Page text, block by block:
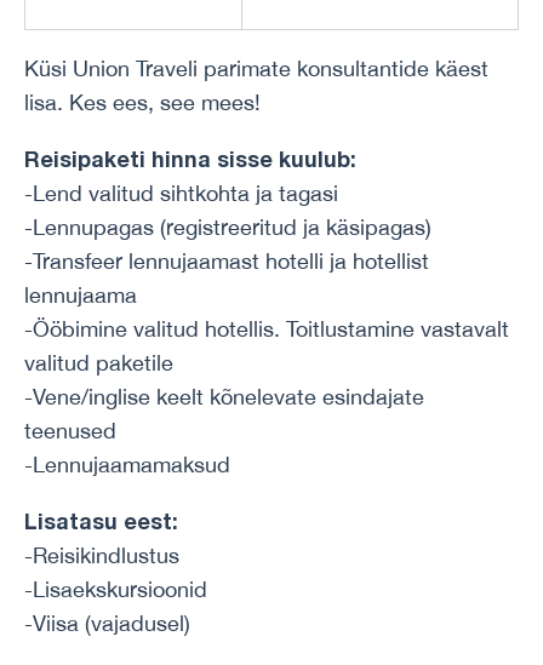
Küsi Union Traveli parimate konsultantide käest
lisa. Kes ees, see mees!
Reisipaketi hinna sisse kuulub:
-Lend valitud sihtkohta ja tagasi
-Lennupagas (registreeritud ja käsipagas)
-Transfeer lennujaamast hotelli ja hotellist
lennujaama
-Ööbimine valitud hotellis. Toitlustamine vastavalt
valitud paketile
-Vene/inglise keelt kõnelevate esindajate
teenused
-Lennujaamamaksud
Lisatasu eest:
-Reisikindlustus
-Lisaekskursioonid
-Viisa (vajadusel)